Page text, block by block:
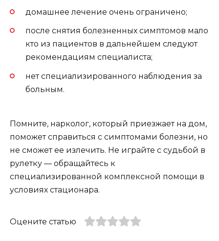
домашнее лечение очень ограничено;
после снятия болезненных симптомов мало
кто из пациентов в дальнейшем следуют
рекомендациям специалиста;
нет специализированного наблюдения за
больным.
Помните, нарколог, который приезжает на дом,
поможет справиться с симптомами болезни, но
не сможет ее излечить. Не играйте с судьбой в
рулетку — обращайтесь к
специализированной комплексной помощи в
условиях стационара.
Оцените статью